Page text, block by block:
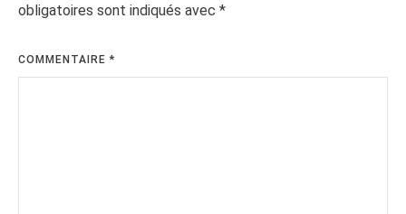
obligatoires sont indiqués avec *
COMMENTAIRE*